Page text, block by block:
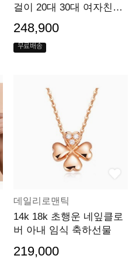
걸이 20대 30대 여자친구
특별 이벤트 선물
248,900
무료배송
데일리로맨틱
14k 18k 초행운 네잎클로
버 아내 임식 축하선물
219,000